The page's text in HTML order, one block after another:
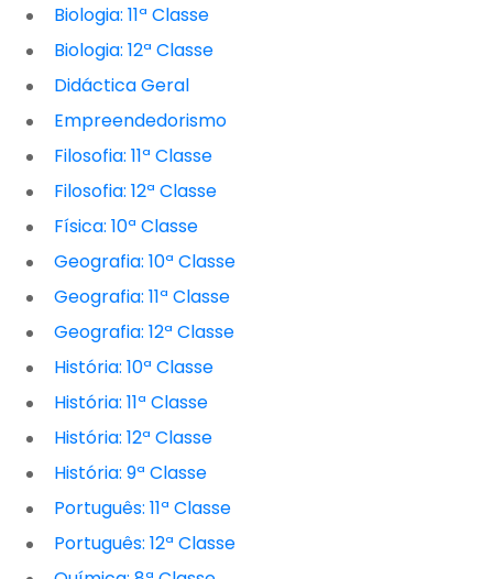
Biologia: 11ª Classe
Biologia: 12ª Classe
Didáctica Geral
Empreendedorismo
Filosofia: 11ª Classe
Filosofia: 12ª Classe
Física: 10ª Classe
Geografia: 10ª Classe
Geografia: 11ª Classe
Geografia: 12ª Classe
História: 10ª Classe
História: 11ª Classe
História: 12ª Classe
História: 9ª Classe
Português: 11ª Classe
Português: 12ª Classe